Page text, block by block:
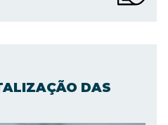
DAS